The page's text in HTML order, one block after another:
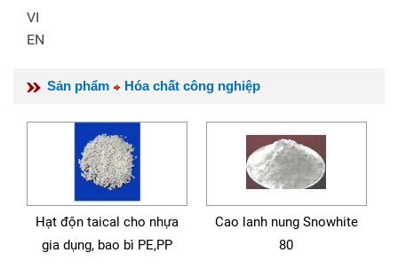
VI
EN
Sản phẩm Hóa chất công nghiệp
Hạt độn taical cho nhựa
gia dụng, bao bì PE,PP
Cao lanh nung Snowhite
80